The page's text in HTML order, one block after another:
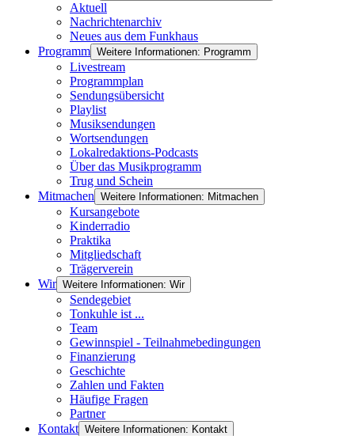
Aktuell
Nachrichtenarchiv
Neues aus dem Funkhaus
Programm Weitere Informationen: Programm
Livestream
Programmplan
Sendungsübersicht
Playlist
Musiksendungen
Wortsendungen
Lokalredaktions-Podcasts
Über das Musikprogramm
Trug und Schein
Mitmachen Weitere Informationen: Mitmachen
Kursangebote
Kinderradio
Praktika
Mitgliedschaft
Trägerverein
Wir Weitere Informationen: Wir
Sendegebiet
Tonkuhle ist ...
Team
Gewinnspiel - Teilnahmebedingungen
Finanzierung
Geschichte
Zahlen und Fakten
Häufige Fragen
Partner
Kontakt Weitere Informationen: Kontakt